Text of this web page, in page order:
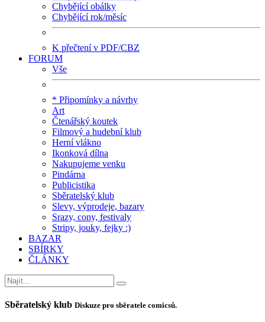
Chybějící obálky
Chybějící rok/měsíc
K přečtení v PDF/CBZ
FORUM
Vše
* Připomínky a návrhy
Art
Čtenářský koutek
Filmový a hudební klub
Herní vlákno
Ikonková dílna
Nakupujeme venku
Pindárna
Publicistika
Sběratelský klub
Slevy, výprodeje, bazary
Srazy, cony, festivaly
Stripy, jouky, fejky :)
BAZAR
SBÍRKY
ČLÁNKY
Sběratelský klub Diskuze pro sběratele comicsů.